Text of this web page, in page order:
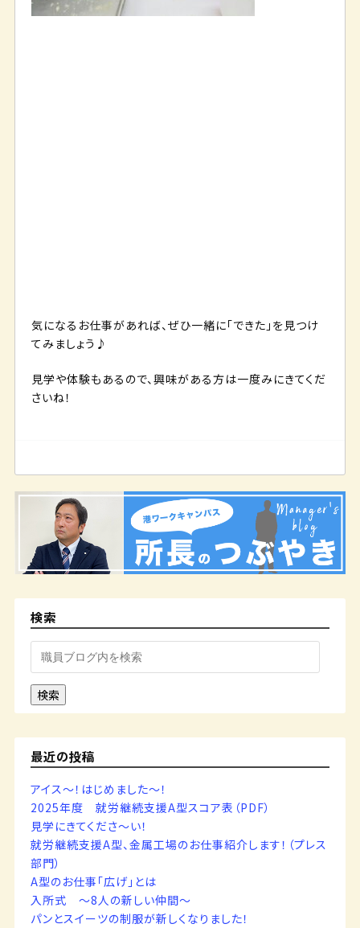
気になるお仕事があれば、ぜひ一緒に「できた」を見つけ
てみましょう♪
見学や体験もあるので、興味がある方は一度みにきてくだ
さいね！
検索
検索
最近の投稿
アイス～！はじめました～！
2025年度 就労継続支援A型スコア表（PDF）
見学にきてくださ～い！
就労継続支援A型、金属工場のお仕事紹介します！（プレス
部門）
A型のお仕事「広げ」とは
入所式 ～8人の新しい仲間～
パンとスイーツの制服が新しくなりました！